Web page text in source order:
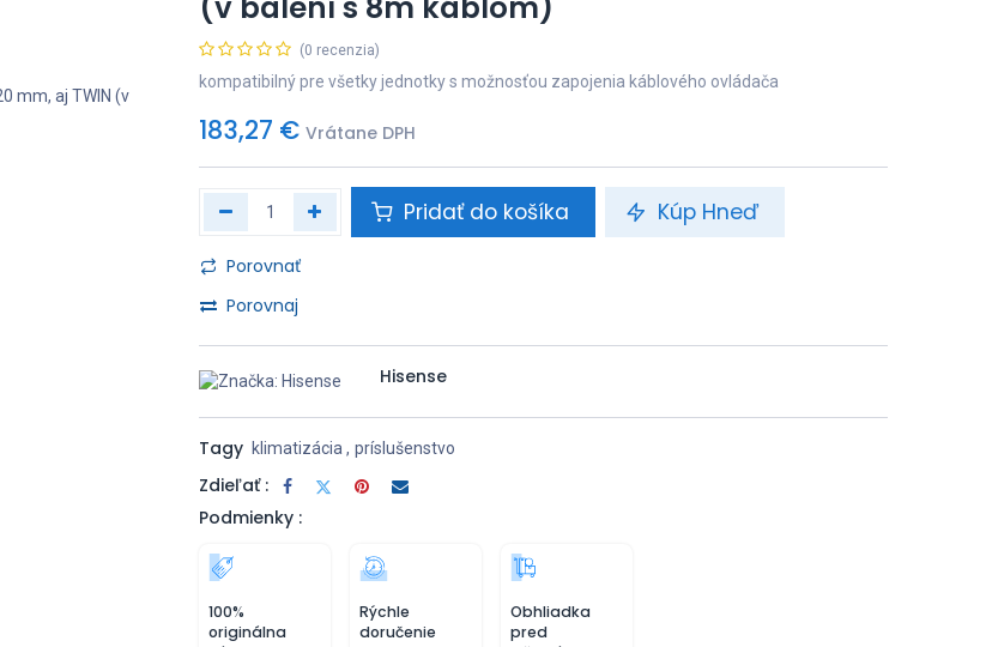
(0 recenzia)
kompatibilný pre všetky jednotky s možnosťou zapojenia káblového ovládača
183,27 € Vrátane DPH
Pridať do košíka Kúp Hneď
Porovnať
Porovnaj
Hisense
Tagy klimatizácia , príslušenstvo
Zdieľať :
Podmienky :
100%
originálna
Rýchle
doručenie
Obhliadka
pred